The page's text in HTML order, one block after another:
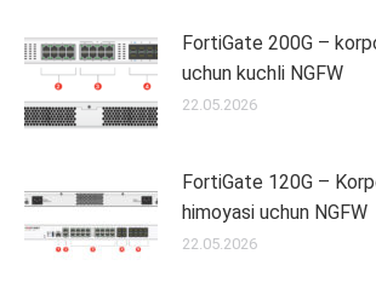
FortiGate 200G –
uchun kuchli NGFW
22.05.2026
FortiGate 120G –
himoyasi uchun NGFW
22.05.2026